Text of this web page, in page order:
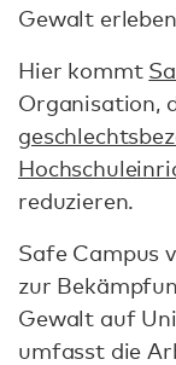
Gewalt
Hier kommt
Organisation,
reduzieren.
Safe Campus
zur
Gewalt auf
umfasst die